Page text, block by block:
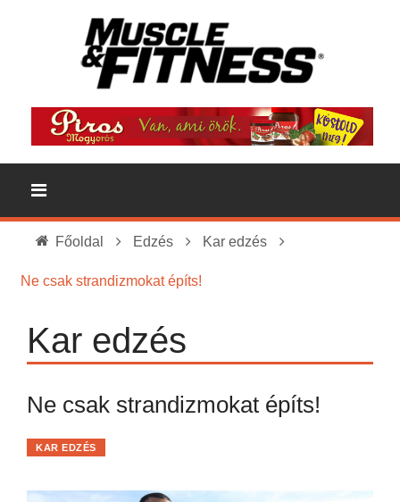
Főoldal Edzés Kar edzés
Ne csak strandizmokat építs!
Kar edzés
Ne csak strandizmokat építs!
KAR EDZÉS